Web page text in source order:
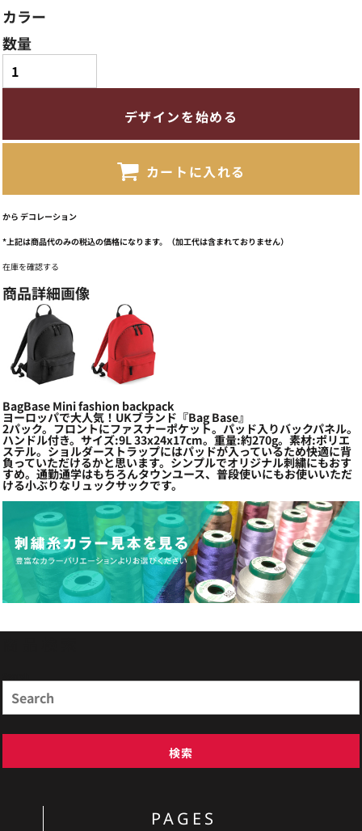
カラー
数量
デザインを始める
カートに入れる
から デコレーション
*上記は商品代のみの税込の価格になります。（加工代は含まれておりません）
在庫を確認する
商品詳細画像
BagBase Mini fashion backpack
ヨーロッパで大人気！UKブランド『Bag Base』
2パック。フロントにファスナーポケット。パッド入りバックパネル。
ハンドル付き。サイズ:9L 33x24x17cm。重量:約270g。素材:ポリエ
ステル。ショルダーストラップにはパッドが入っているため快適に背
負っていただけるかと思います。シンプルでオリジナル刺繍にもおす
すめ。通勤通学はもちろんタウンユース、普段使いにもお使いいただ
ける小ぶりなリュックサックです。
検索
PAGES